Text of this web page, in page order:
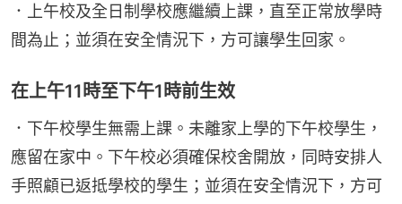
．上午校及全日制學校應繼續上課，直至正常放學時
間為止；並須在安全情況下，方可讓學生回家。
在上午11時至下午1時前生效
．下午校學生無需上課。未離家上學的下午校學生，
應留在家中。下午校必須確保校舍開放，同時安排人
手照顧已返抵學校的學生；並須在安全情況下，方可